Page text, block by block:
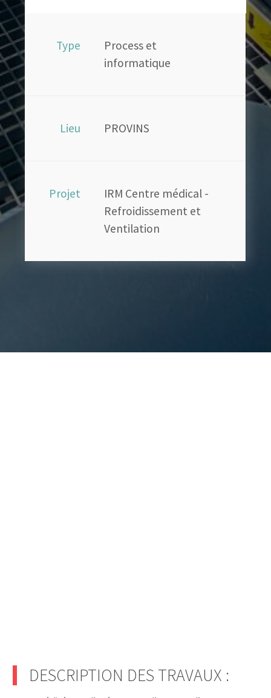
Type
Process et
informatique
Lieu PROVINS
Projet
IRM Centre médical -
Refroidissement et
Ventilation
DESCRIPTION DES TRAVAUX :